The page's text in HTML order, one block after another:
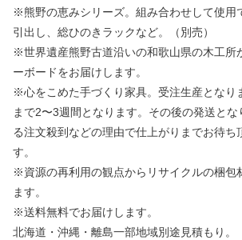
※熊野の恵みシリーズ。組み合わせして使用
引出し、総ひのきラックなど。（別売）
※世界遺産熊野古道沿いの和歌山県の木工所
ーボードをお届けします。
※心をこめた手づくり家具。受注生産となり
まで2〜3週間となります。その後の発送とな
る注文殺到などの理由で仕上がりまでお待ち
す。
※資源の再利用の観点からリサイクルの梱包
ます。
※送料無料でお届けします。
北海道・沖縄・離島一部地域別途見積もり。